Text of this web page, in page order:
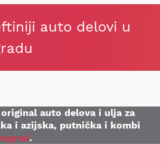
auto delovi u
auto delova i ulja za
i azijska, putnička i kombi
.